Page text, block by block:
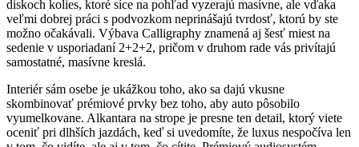
diskoch kolies, ktoré síce na pohľad vyzerajú masívne, ale vďaka
veľmi dobrej práci s podvozkom neprinášajú tvrdosť, ktorú by ste
možno očakávali. Výbava Calligraphy znamená aj šesť miest na
sedenie v usporiadaní 2+2+2, pričom v druhom rade vás privítajú
samostatné, masívne kreslá.
Interiér sám osebe je ukážkou toho, ako sa dajú vkusne
skombinovať prémiové prvky bez toho, aby auto pôsobilo
vyumelkovane. Alkantara na strope je presne ten detail, ktorý viete
oceniť pri dlhších jazdách, keď si uvedomíte, že luxus nespočíva len